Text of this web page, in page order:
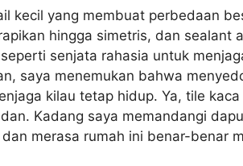
kecil yang membuat perbedaan
hingga simetris, dan sealant
senjata rahasia untuk
saya menemukan bahwa
kilau tetap hidup. Ya, tile
Kadang saya memandangi
merasa rumah ini benar-benar